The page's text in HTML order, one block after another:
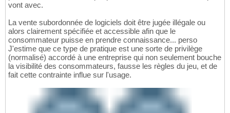
vont avec.
La vente subordonnée de logiciels doit être jugée illégale ou
alors clairement spécifiée et accessible afin que le
consommateur puisse en prendre connaissance... perso
J'estime que ce type de pratique est une sorte de privilège
(normalisé) accordé à une entreprise qui non seulement bouche
la visibilité des consommateurs, fausse les règles du jeu, et de
fait cette contrainte influe sur l'usage.